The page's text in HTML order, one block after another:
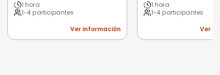
1 hora
1-4 participantes
Ver información
1 hora
1-4 participantes
Ver